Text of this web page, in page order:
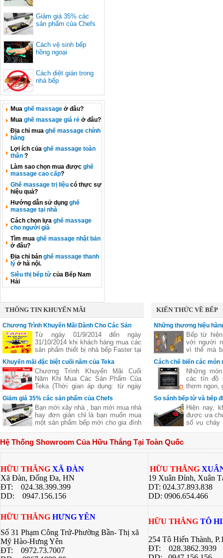
Giảm giá 35% các
sản phẩm của Chefs
Cách vệ sinh bếp
hồng ngoại
Cách diệt gián trong
nhà bếp
Mua ghế massage ở đâu?
Mua ghế massage giá rẻ ở đâu?
Địa chỉ mua ghế massage chính
hãng
Lợi ích của ghế massage toàn
thân ?
Làm sao chọn mua được ghế
massage cao cấp?
Ghế massage trị liệu có thực sự
hiệu quả?
Hướng dẫn sử dụng ghế
massage tại nhà
Cách chọn lựa ghế massage
cho người già
Tìm mua ghế massage nhật bản
ở đâu?
Địa chỉ bán ghế massage thanh
lý ở hà nội.
Siêu thị bếp từ của Bếp Nam
Hải
THÔNG TIN KHUYẾN MÃI
Chương Trình Khuyến Mãi Dành Cho Các Sản
Phẩm FasterTừ ngày 01/9/2014 đến ngày
31/10/2014 khi khách hàng mua các
sản phẩm thiết bị nhà bếp Faster tại
các đại lý của bếp gas Hữu Thắng
sẽ nhận được những phần quà hấp
dẫn, chi tiết xem thêm..
Khuyến mãi đặc biệt cuối năm của Teka
Chương Trình Khuyến Mãi Cuối
Năm Khi Mua Các Sản Phẩm Của
Teka (Thời gian áp dụng: từ ngày
11/11 đến hết ngày 27/12/2016)
Giảm giá 35% các sản phẩm của Chefs
Bạn mới xây nhà , bạn mới mua nhà
hay đơn giản chỉ là bạn muốn mua
một sản phẩm bếp mới cho gia đình
hãng nào tốt cả về giá về chất
lượng .Hãy để chúng tôi gợi ý cho
bạn một thương hiệu của Việt Nam
Âu đó là
KIẾN THỨC VỀ BẾP
Những thương hiệu
vùng nấu linh hoạt
Bếp từ
với người
vì thế mà
bếp từ
nhiên
Cách chế biến các
bằng lò nướngNhững
các tín đồ
thơm ngon,
nhưng lại
giữ
của thực
giúp bạn
ngon khác
nhiều công
So sánh bếp từ và bếp
Hiện nay,
được ưa
số vụ cháy
riêng. Bài
về 2 dòng
bạn có sự
bếp của gia
Hệ Thống Showroom Của Hữu Thắng Tại Toàn Quốc
HỮU THẮNG XÃ ĐÀN
Xã Đàn, Đống Đa, HN
ĐT: 024.38.399.399
DD: 0947.156.156
HỮU THẮNG
19 Xuân Đỉnh, Xuân
DT: 024.37.893.838
DD: 0906.654.466
HỮU THẮNG HƯNG YÊN
Số 31 Phạm Công Trứ-Phường Bần- Thị xã
Mỹ Hào-Hưng Yên
ĐT: 0972.73.7007
HỮU THẮNG TÔ
254 Tô Hiến Thành,
ĐT:
028.3862.3939